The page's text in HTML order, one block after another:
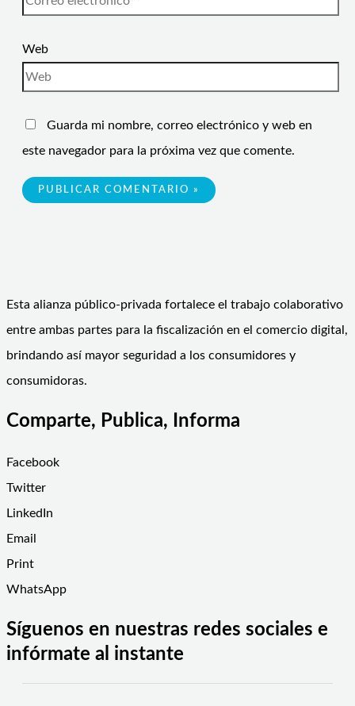
Web
Guarda mi nombre, correo electrónico y web en
este navegador para la próxima vez que comente.
Esta alianza público-privada fortalece el trabajo colaborativo
entre ambas partes para la fiscalización en el comercio digital,
brindando así mayor seguridad a los consumidores y
consumidoras.
Comparte, Publica, Informa
Facebook
Twitter
LinkedIn
Email
Print
WhatsApp
Síguenos en nuestras redes sociales e
infórmate al instante